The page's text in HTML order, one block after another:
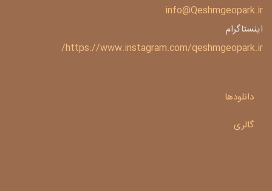
info@Qeshmgeopark.ir
اینستاگرام
https://www.instagram.com/qeshmgeopark.ir/
دانلودها
گالری